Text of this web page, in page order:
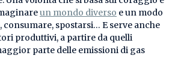
un mondo diverso e un modo
spostarsi… E serve anche
produttivi, a partire da quelli
parte delle emissioni di gas